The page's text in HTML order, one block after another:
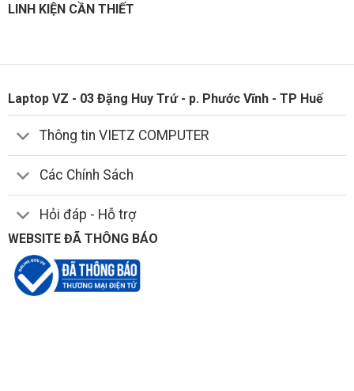
LINH KIỆN CẦN THIẾT
Laptop VZ - 03 Đặng Huy Trứ - p. Phước Vĩnh - TP Huế
Thông tin VIETZ COMPUTER
Các Chính Sách
Hỏi đáp - Hỗ trợ
WEBSITE ĐÃ THÔNG BÁO